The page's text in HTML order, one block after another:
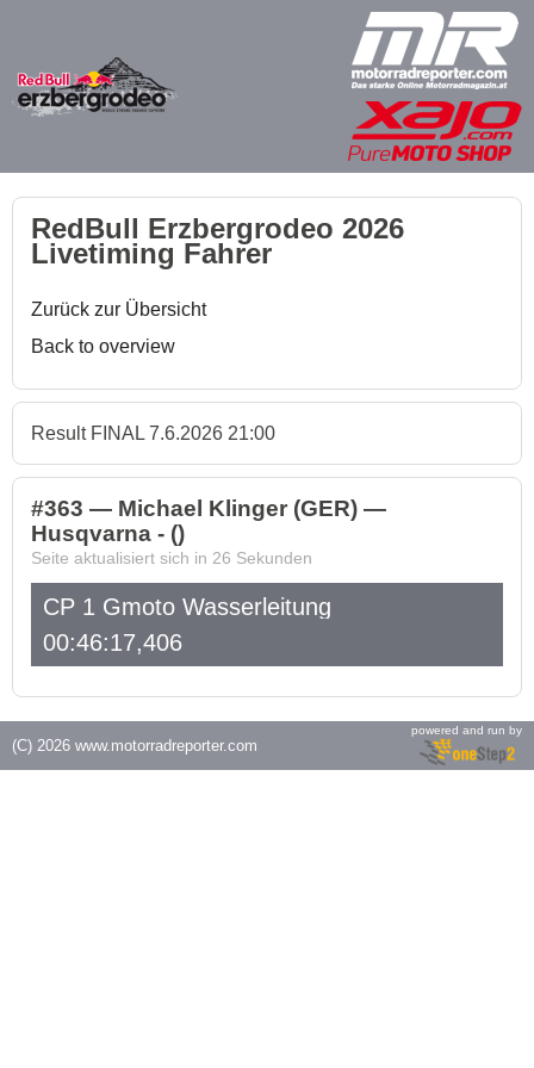
RedBull Erzbergrodeo 2026
Livetiming Fahrer
Zurück zur Übersicht
Back to overview
Result FINAL 7.6.2026 21:00
#363 — Michael Klinger (GER) —
Husqvarna - ()
Seite aktualisiert sich in 26 Sekunden
CP 1 Gmoto Wasserleitung
00:46:17,406
powered and run by
(C) 2026 www.motorradreporter.com